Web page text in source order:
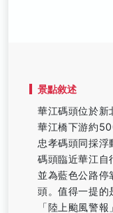
景點敘述
華江碼頭位於新
華江橋下游約
忠孝碼頭同採浮
碼頭臨近華江自
並為藍色公路停
頭。值得一提的
「陸上颱風警